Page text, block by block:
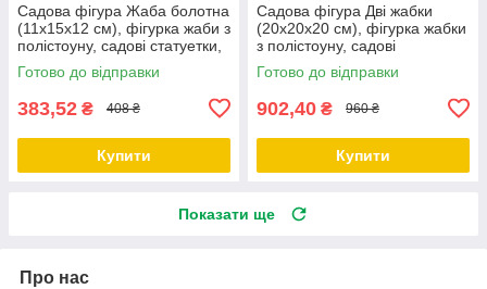
Садова фігура Жаба болотна
(11х15х12 см), фігурка жаби з
полістоуну, садові статуетки,
садово-паркові фігури
Готово до відправки
383,52 ₴ 408 ₴
Купити
Садова фігура Дві жабки
(20х20х20 см), фігурка жабки
з полістоуну, садові
статуетки, садово-паркові
фігури
Готово до відправки
902,40 ₴ 960 ₴
Купити
Показати ще
Про нас